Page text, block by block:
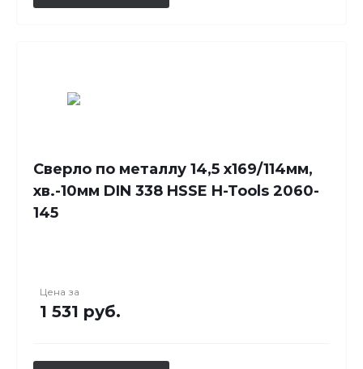
Сверло по металлу 14,5 x169/114мм,
хв.-10мм DIN 338 HSSE H-Tools 2060-
145
Цена за
1 531 руб.